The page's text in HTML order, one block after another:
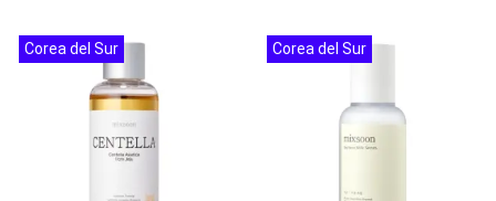
Corea del Sur Corea del Sur